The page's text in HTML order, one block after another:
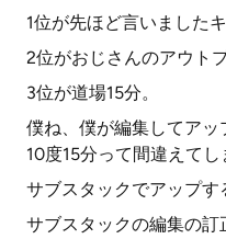
1位が先ほど言いました
2位がおじさんのアウトプ
3位が道場15分。
僕ね、僕が編集してア
10度15分って間違えてし
サブスタックでアップす
サブスタックの編集の訂